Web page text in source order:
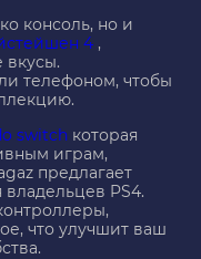
консоль, но и
4 ,
вкусы.
телефоном, чтобы
switch которая
играм,
предлагает
PS4.
что улучшит ваш